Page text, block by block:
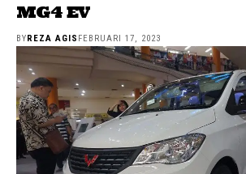
MG4 EV
BYREZA AGIS FEBRUARI 17, 2023